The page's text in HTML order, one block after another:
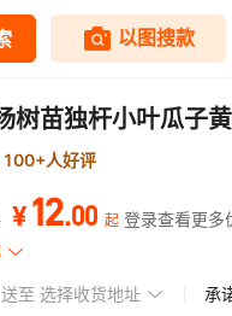
树苗独杆小叶瓜子
100+人好评
¥12.00 起 登录查看更多
送至 选择收货地址 承